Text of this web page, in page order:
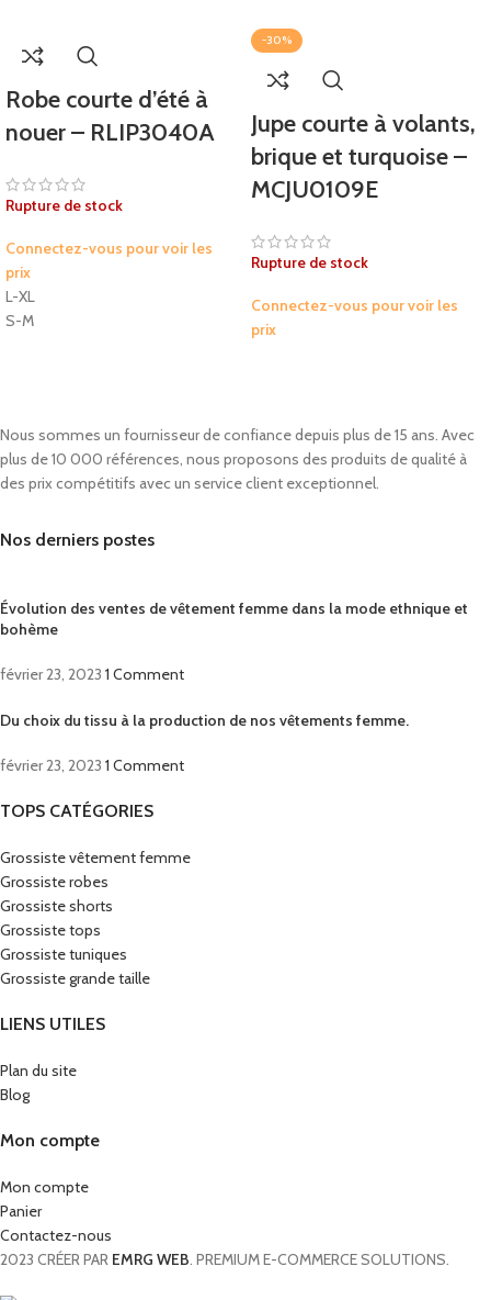
Robe courte d’été à
nouer – RLIP3040A
Rupture de stock
Connectez-vous pour voir les
prix
L-XL
S-M
-30%
Jupe courte à volants,
brique et turquoise –
MCJU0109E
Rupture de stock
Connectez-vous pour voir les
prix
Nous sommes un fournisseur de confiance depuis plus de 15 ans. Avec
plus de 10 000 références, nous proposons des produits de qualité à
des prix compétitifs avec un service client exceptionnel.
Nos derniers postes
Évolution des ventes de vêtement femme dans la mode ethnique et
bohème
février 23, 2023 1 Comment
Du choix du tissu à la production de nos vêtements femme.
février 23, 2023 1 Comment
TOPS CATÉGORIES
Grossiste vêtement femme
Grossiste robes
Grossiste shorts
Grossiste tops
Grossiste tuniques
Grossiste grande taille
LIENS UTILES
Plan du site
Blog
Mon compte
Mon compte
Panier
Contactez-nous
2023 CRÉER PAR EMRG WEB. PREMIUM E-COMMERCE SOLUTIONS.